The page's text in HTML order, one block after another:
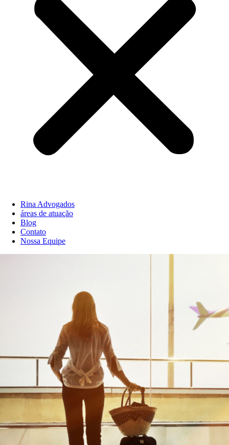
Rina Advogados
áreas de atuação
Blog
Contato
Nossa Equipe